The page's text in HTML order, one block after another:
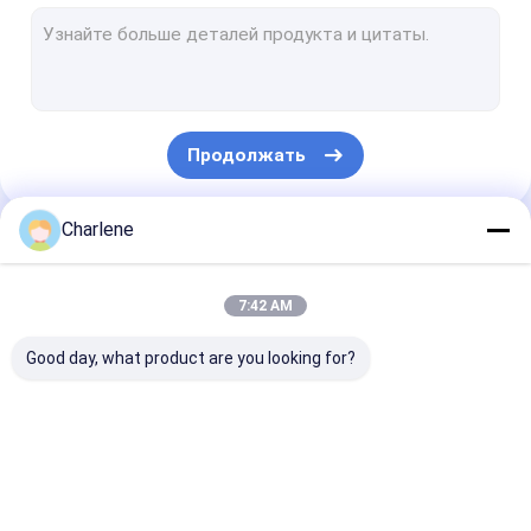
Продолжать
Наши Категории
Charlene
7:42 AM
Good day, what product are you looking for?